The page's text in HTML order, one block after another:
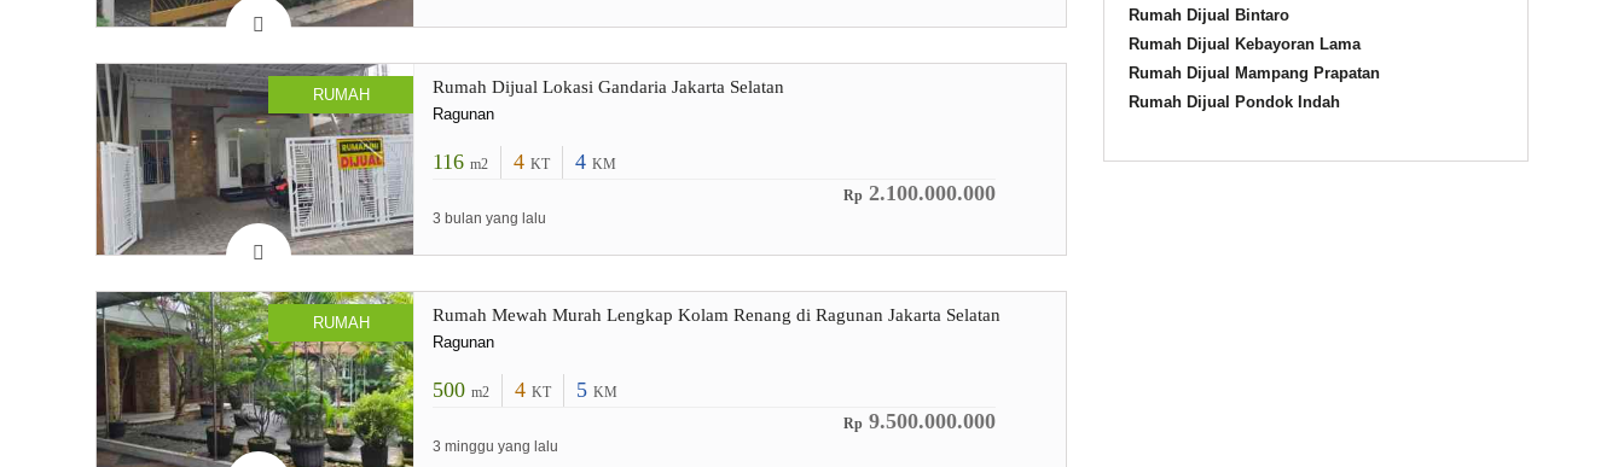
RUMAH Rumah Dijual Lokasi Gandaria Jakarta Selatan
Ragunan
116 m2 4 KT 4 KM
Rp 2.100.000.000
3 bulan yang lalu
RUMAH Rumah Mewah Murah Lengkap Kolam Renang di Ragunan Jakarta Selatan
Ragunan
500 m2 4 KT 5 KM
Rp 9.500.000.000
3 minggu yang lalu
Rumah Dijual Bintaro
Rumah Dijual Kebayoran Lama
Rumah Dijual Mampang Prapatan
Rumah Dijual Pondok Indah